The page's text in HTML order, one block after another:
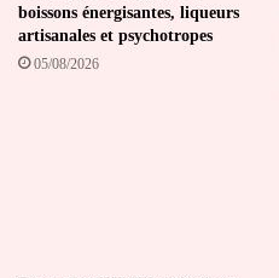
boissons énergisantes, liqueurs
artisanales et psychotropes
05/08/2026